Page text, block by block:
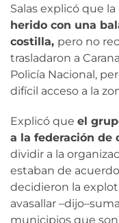
Salas explicó que
herido con una
costilla, pero no
trasladaron a
Policía Nacional,
difícil acceso a la
Explicó que el
a la federación de
dividir a la
estaban de
decidieron la
avasallar
municipios que